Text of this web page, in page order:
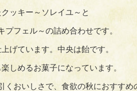
ッキー～ソレイユ～と
フェル～の詰め合わせです。
げています。中央は飴です。
しめるお菓子になっています。
くおいしさで、食欲の秋におすすめ